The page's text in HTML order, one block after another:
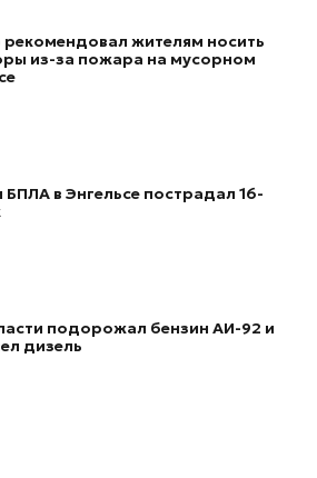
жителям носить
из-за пожара на мусорном
БПЛА в Энгельсе пострадал 16-
подорожал бензин АИ-92 и
дизель